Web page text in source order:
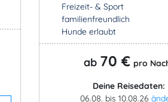
Freizeit- & Sport
familienfreundlich
Hunde erlaubt
ab 70 € pro
Deine Reisedaten:
06.08. bis 10.08.26